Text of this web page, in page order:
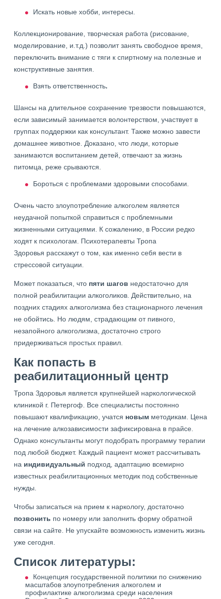
Искать новые хобби, интересы.
Коллекционирование, творческая работа (рисование,
моделирование, и.т.д.) позволит занять свободное время,
переключить внимание с тяги к спиртному на полезные и
конструктивные занятия.
Взять ответственность.
Шансы на длительное сохранение трезвости повышаются,
если зависимый занимается волонтерством, участвует в
группах поддержки как консультант. Также можно завести
домашнее животное. Доказано, что люди, которые
занимаются воспитанием детей, отвечают за жизнь
питомца, реже срываются.
Бороться с проблемами здоровыми способами.
Очень часто злоупотребление алкоголем является
неудачной попыткой справиться с проблемными
жизненными ситуациями. К сожалению, в России редко
ходят к психологам. Психотерапевты Тропа
Здоровья расскажут о том, как именно себя вести в
стрессовой ситуации.
Может показаться, что пяти шагов недостаточно для
полной реабилитации алкоголиков. Действительно, на
поздних стадиях алкоголизма без стационарного лечения
не обойтись. Но людям, страдающим от пивного,
незапойного алкоголизма, достаточно строго
придерживаться простых правил.
Как попасть в
реабилитационный центр
Тропа Здоровья является крупнейшей наркологической
клиникой г. Петергоф. Все специалисты постоянно
повышают квалификацию, учатся новым методикам. Цена
на лечение алкозависимости зафиксирована в прайсе.
Однако консультанты могут подобрать программу терапии
под любой бюджет. Каждый пациент может рассчитывать
на индивидуальный подход, адаптацию всемирно
известных реабилитационных методик под собственные
нужды.
Чтобы записаться на прием к наркологу, достаточно
позвонить по номеру или заполнить форму обратной
связи на сайте. Не упускайте возможность изменить жизнь
уже сегодня.
Список литературы:
Концепция государственной политики по снижению
масштабов злоупотребления алкоголем и
профилактике алкоголизма среди населения